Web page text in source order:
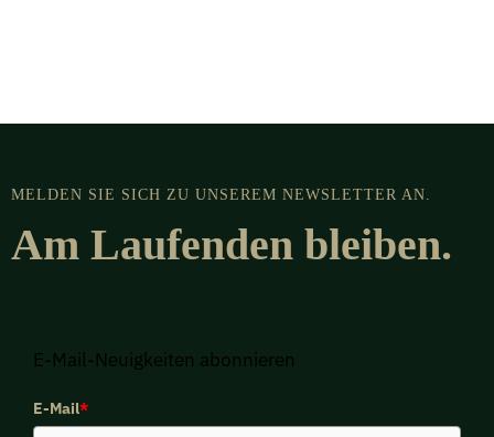
MELDEN SIE SICH ZU UNSEREM NEWSLETTER AN.
Am Laufenden bleiben.
E-Mail-Neuigkeiten abonnieren
E-Mail*